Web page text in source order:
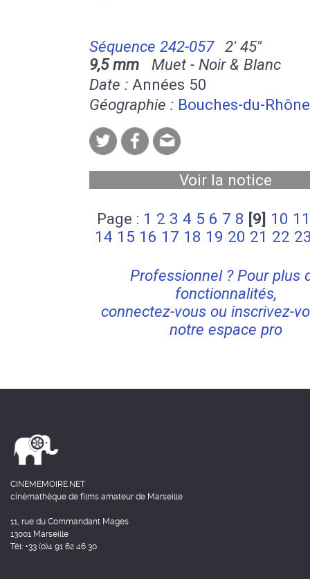
Séquence 242-057
2' 45''
9,5 mm Muet - Noir & Blanc
Date : Années 50
Géographie : Bouches-du-
Voir la notice
Page : 1 2 3 4 5 6 7 8 [9] 10 11
14 15 16 17 18 19 20 21 22
Professionnel ? Pour plus
fonctionnalités,
connectez-vous ou inscrivez-
notre espace pro
CINEMEMOIRE.NET
cinémathèque de films amateur de Marseille
11, rue du Commandant Mages
13001 Marseille
Tél: +33 (0)4 91 62 46 30